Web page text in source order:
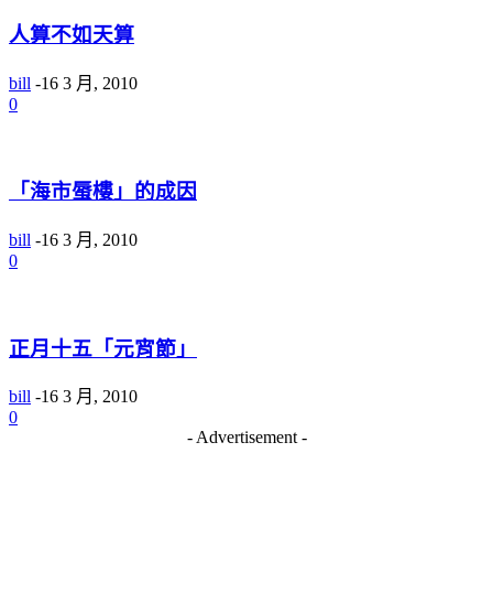
人算不如天算
bill -16 3 月, 2010
0
「海市蜃樓」的成因
bill -16 3 月, 2010
0
正月十五「元宵節」
bill -16 3 月, 2010
0
- Advertisement -